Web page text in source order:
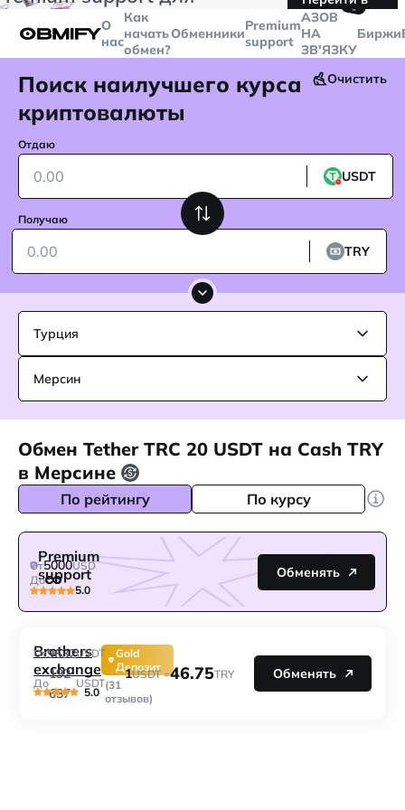
больше
$5000
Telegram
О
нас
Как
начать
обмен?
ОбменникиPremium
support
🤙
AЗОВ
НА
ЗВ'ЯЗКУ
Биржи
Поиск наилучшего курса
криптовалюты
Очистить
Отдаю
USDT
Получаю
TRY
Турция
Мерсин
Обмен Tether TRC 20 USDT на Cash TRY
в Мерсине
По рейтингу По курсу
Premium
support
5.0
От5000USD
До
Обменять
Brothers
exchange
Gold
Депозит
5.0 (31
отзывов)
От9632USDT
До
192
637
USDT
1USDT =46.75TRY Обменять